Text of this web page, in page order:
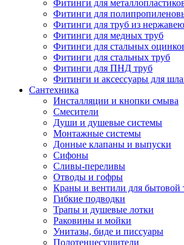
Фитинги для
Фитинги для
Фитинги для труб из
Фитинги для медных труб
Фитинги для стальных
Фитинги для стальных труб
Фитинги для ПНД труб
Фитинги и аксессуары для
Сантехника
Инсталляции и кнопки смыва
Смесители
Души и душевые системы
Монтажные системы
Донные клапаны и выпуски
Сифоны
Сливы-переливы
Отводы и гофры
Краны и вентили для бытовой
Гибкие подводки
Трапы и душевые лотки
Раковины и мойки
Унитазы, биде и писсуары
Полотенцесушители